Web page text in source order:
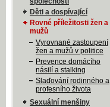
Děti a dospívající
Rovné příležitosti žen a
mužů
Vyrovnané zastoupení
žen a mužů v politice
Prevence domácího
násilí a stalking
Slaďování rodinného a
profesního života
Sexuální menšiny